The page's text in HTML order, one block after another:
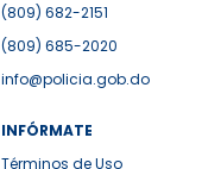
(809) 682-2151
(809) 685-2020
info@policia.gob.do
INFÓRMATE
Términos de Uso